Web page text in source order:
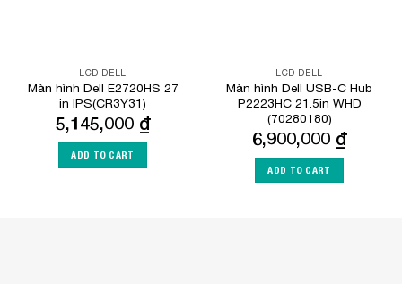
LCD DELL
Màn hình Dell E2720HS 27
in IPS(CR3Y31)
5,145,000 ₫
ADD TO CART
LCD DELL
Màn hình Dell USB-C Hub
P2223HC 21.5in WHD
(70280180)
6,900,000 ₫
ADD TO CART